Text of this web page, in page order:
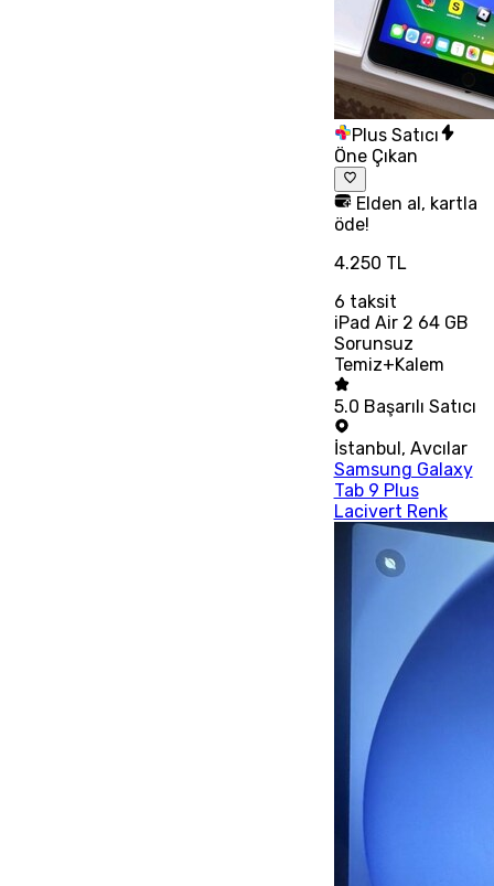
Plus Satıcı
Öne Çıkan
Elden al, kartla
öde!
4.250 TL
6 taksit
iPad Air 2 64 GB
Sorunsuz
Temiz+Kalem
5.0 Başarılı Satıcı
İstanbul, Avcılar
Samsung Galaxy
Tab 9 Plus
Lacivert Renk